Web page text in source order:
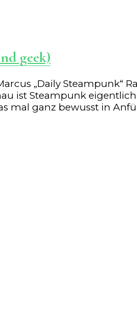
geek)
„Daily Steampunk“
ist Steampunk
mal ganz bewusst in